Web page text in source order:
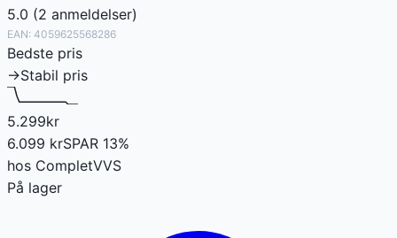
5.0 (2 anmeldelser)
EAN: 4059625568286
Bedste pris
→Stabil pris
5.299kr
6.099 krSPAR 13%
hos CompletVVS
På lager